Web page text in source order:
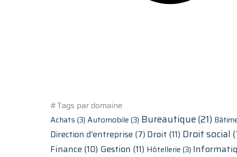
#Tags par domaine
Achats (3) Automobile (3) Bureautique (21)
Direction d'entreprise (7) Droit (11) Droit social
Finance (10) Gestion (11) Hôtellerie (3)